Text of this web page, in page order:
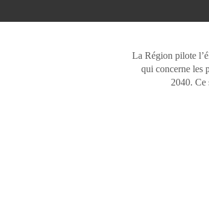
La Région pilote
qui concerne les
2040. Ce